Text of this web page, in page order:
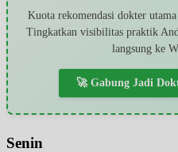
Kuota rekomendasi dokter
Tingkatkan visibilitas praktik
langsung ke
🚀 Gabung Jadi
Senin